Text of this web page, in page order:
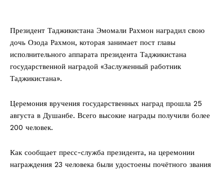
Президент Таджикистана Эмомали Рахмон наградил свою
дочь Озода Рахмон, которая занимает пост главы
исполнительного аппарата президента Таджикистана
государственной наградой «Заслуженный работник
Таджикистана».
Церемония вручения государственных наград прошла 25
августа в Душанбе. Всего высокие награды получили более
200 человек.
Как сообщает пресс-служба президента, на церемонии
награждения 23 человека были удостоены почётного звания